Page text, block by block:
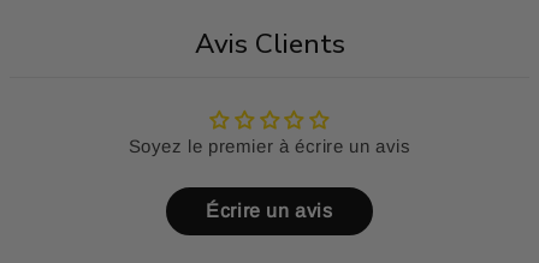
Avis Clients
Soyez le premier à écrire un avis
Écrire un avis